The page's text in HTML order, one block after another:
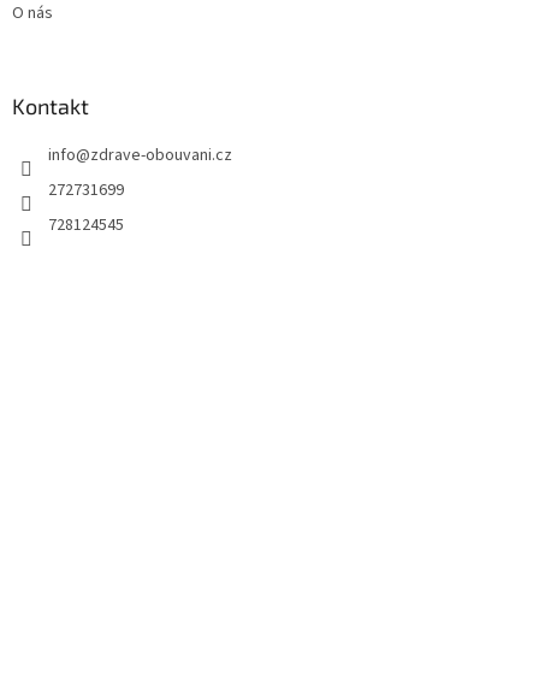
O nás
Kontakt
info@zdrave-obouvani.cz
272731699
728124545